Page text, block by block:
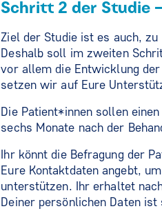
Schritt 2 der Studie
Ziel der Studie ist es auch,
Deshalb soll im zweiten
vor allem die Entwicklung
setzen wir auf Eure
Die Patient*innen sollen
sechs Monate nach der
Ihr könnt die Befragung der
Eure Kontaktdaten angebt,
unterstützen. Ihr erhaltet
Deiner persönlichen Daten